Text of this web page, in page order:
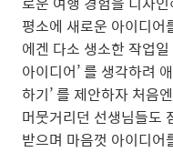
평소에 새로운 아이디어
에겐 다소 생소한 작업
아이디어’ 를 생각하려
하기’ 를 제안하자 처음
머뭇거리던 선생님들도
받으며 마음껏 아이디